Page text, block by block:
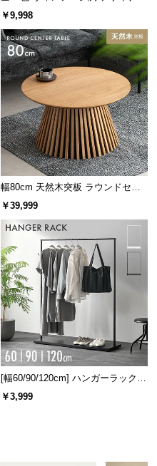
ズシェルチェア
￥9,998
幅80cm 天然木突板 ラウンドセン
ターテーブル 美しい格子デザイン
￥39,999
[幅60/90/120cm] ハンガーラック
スチール 4段階高さ調節 サイドフ
ック オープンラック シンプル
￥3,999